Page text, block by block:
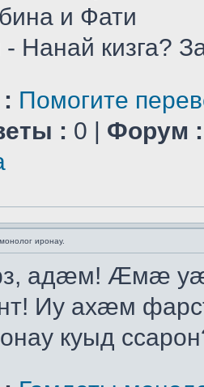
и Фати
Нанай кизга?
Помогите
: 0 | Форум :
иронау.
адæм! Æмæ
Иу ахæм
куыд